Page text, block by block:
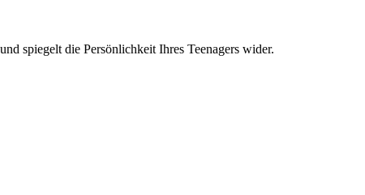
spiegelt die Persönlichkeit Ihres Teenagers wider.